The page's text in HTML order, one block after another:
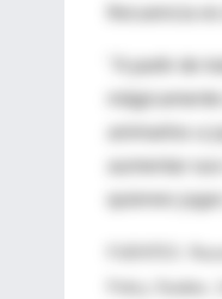
frecuencia
"A partir de
animarlos a
aumentar
quienes